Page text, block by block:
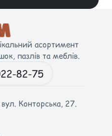
асортимент
пазлів та меблів.
82-75
Конторська, 27.